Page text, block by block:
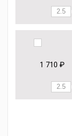
1 710 ₽